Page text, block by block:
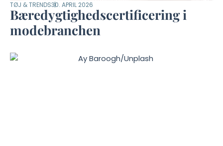
TØJ & TRENDS30. APRIL 2026
Bæredygtighedscertificering i
modebranchen